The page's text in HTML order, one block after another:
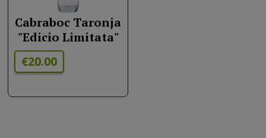
Cabraboc Taronja
"Edicio Limitata"
€20.00